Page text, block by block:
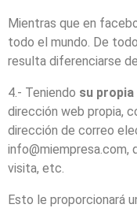
Mientras que en
todo el mundo. De
resulta diferenciarse
4.- Teniendo su propia
dirección web propia,
dirección de correo
info@miempresa.com,
visita, etc.
Esto le proporcionará